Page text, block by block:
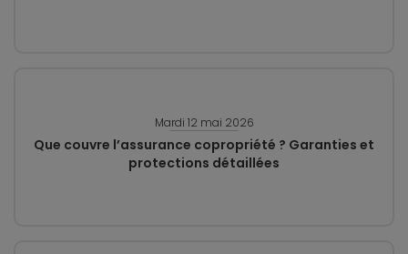
Mardi 12 mai 2026
Que couvre l’assurance copropriété ? Garanties et
protections détaillées